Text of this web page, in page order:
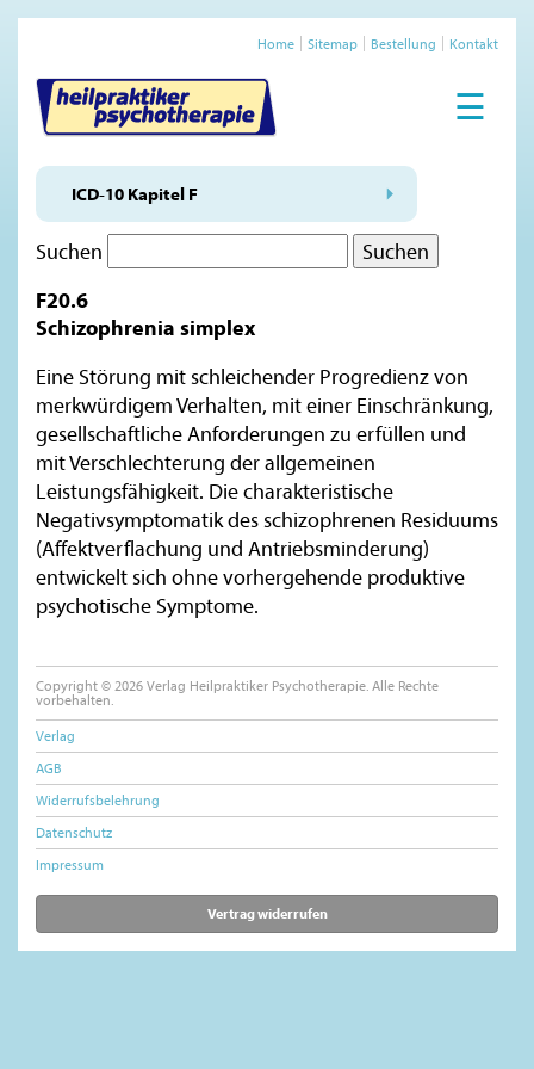
Home Sitemap Bestellung Kontakt
☰
ICD-10 Kapitel F
Suchen
F20.6
Schizophrenia simplex
Eine Störung mit schleichender Progredienz von
merkwürdigem Verhalten, mit einer Einschränkung,
gesellschaftliche Anforderungen zu erfüllen und
mit Verschlechterung der allgemeinen
Leistungsfähigkeit. Die charakteristische
Negativsymptomatik des schizophrenen Residuums
(Affektverflachung und Antriebsminderung)
entwickelt sich ohne vorhergehende produktive
psychotische Symptome.
Copyright © 2026 Verlag Heilpraktiker Psychotherapie. Alle Rechte
vorbehalten.
Verlag
AGB
Widerrufsbelehrung
Datenschutz
Impressum
Vertrag widerrufen